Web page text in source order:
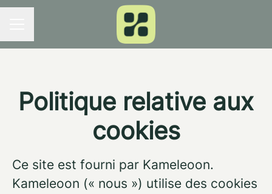
Politique relative aux
cookies
Ce site est fourni par Kameleoon.
Kameleoon (« nous ») utilise des cookies